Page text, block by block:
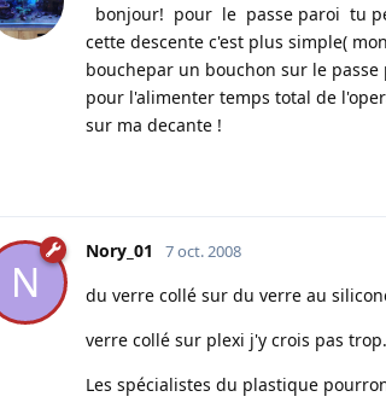
bonjour! pour le passe paroi tu
cette descente c'est plus simple(
bouchepar un bouchon sur le
pour l'alimenter temps total de
sur ma decante !
N
Nory_01 7 oct. 2008
du verre collé sur du verre au
verre collé sur plexi j'y crois pas trop.
Les spécialistes du plastique